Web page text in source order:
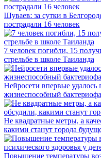
Шуваев: за сутки в
пострадали 16 человек
7 человек погибли, 15
стрельбе в школе Таиланда
Нейросети впервые удалось
жизнеспособный
Не квадратные метры, а
какими станут города
Повышение температуры